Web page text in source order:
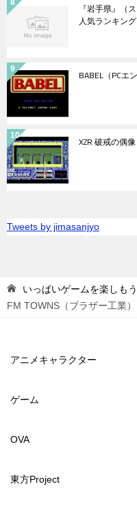
『岩手県』（
人気ランキング
BABEL（PCエ
XZR 破戒の偶
Tweets by jimasanjyo
いっぱいゲームを楽しもう
FM TOWNS（ブラザー工業）
アニメキャラクター
ゲーム
OVA
東方Project